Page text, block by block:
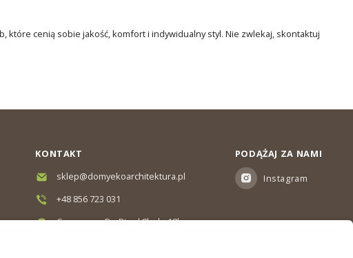
które cenią sobie jakość, komfort i indywidualny styl. Nie zwlekaj, skontaktuj
KONTAKT
sklep@domyekoarchitektura.pl
+48 856 723 031
Czas pracy: Pn-Pt od 8h do 18h
PODĄŻAJ ZA NAMI
Instagram